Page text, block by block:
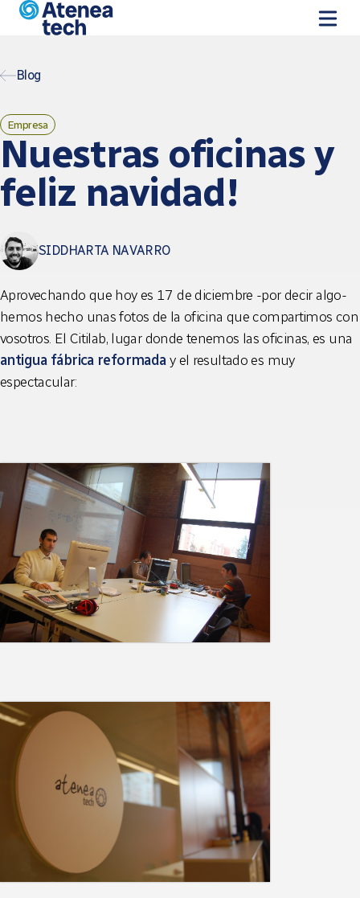
Vés al contingut
Blog
Empresa
Nuestras oficinas y
feliz navidad!
SIDDHARTA NAVARRO
Aprovechando que hoy es 17 de diciembre -por decir algo-
hemos hecho unas fotos de la oficina que compartimos con
vosotros. El Citilab, lugar donde tenemos las oficinas, es una
antigua fábrica reformaday el resultado es muy
espectacular: